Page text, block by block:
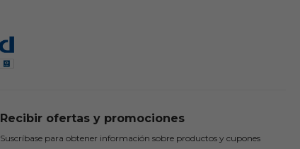
Recibir ofertas y promociones
Suscríbase para obtener información sobre productos y cupones